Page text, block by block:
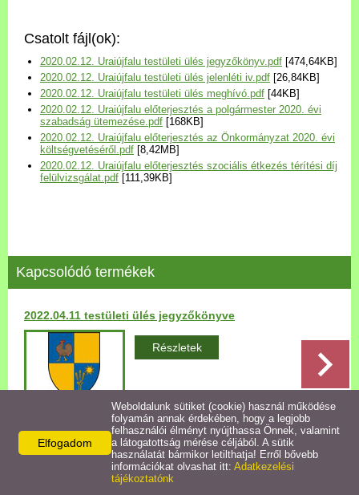
Választási információk
Versenyképes Járások
Program
Települési Arculati
Kézikönyv
Bezerédj Amália Óvoda
Egyéb intézmények
Egyéb szolgáltatások
Egészségügyi ellátás
Uraiújfalu Sportegyesület
Csatolt fájl(ok):
2020.02.12. Uraiújfalu testületi ülés jegyzőkönyv.pdf [474,64KB]
2020.02.12. Uraiújfalu testületi ülés jelenléti iv.pdf [26,84KB]
2020.02.12. Uraiújfalu testületi ülés meghívó.pdf [44KB]
2020.02.12. Uraiújfalu előterjesztés a polgármester 2020. évi
szabadság ütemezése.pdf [168KB]
2020.02.12. Uraiújfalu előterjesztés az Önkormányzat 2020. évi
költségvetéséről.pdf [8,42MB]
2020.02.12. Uraiújfalu előterjesztés szociális étkezés térítési díj
felülvizsgálat.pdf [111,39KB]
Kapcsolódó termékek
2022.04.11 testületi ülés jegyzőkönyve
Részletek
Vissza az előző oldalra!
Elfogadom
Weboldalunk sütiket (cookie) használ működése
folyamán annak érdekében, hogy a legjobb
felhasználói élményt nyújthassa Önnek, valamint
a látogatottság mérése céljából. A sütik
használatát bármikor letilthatja! Erről bővebb
információkat olvashat itt: Adatkezelési
tájékoztatónk